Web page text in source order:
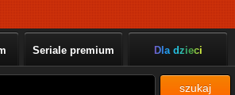
Seriale premium Dla dzieci
szukaj